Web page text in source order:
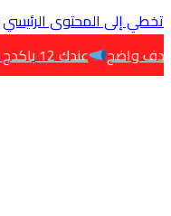
تخطي إلى المحتوى الرئيسي
مختلفة